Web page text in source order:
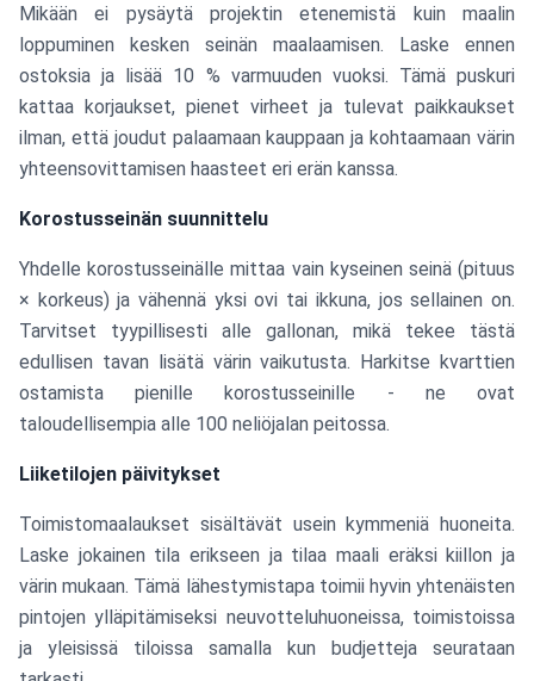
Mikään ei pysäytä projektin etenemistä kuin maalin
loppuminen kesken seinän maalaamisen. Laske ennen
ostoksia ja lisää 10 % varmuuden vuoksi. Tämä puskuri
kattaa korjaukset, pienet virheet ja tulevat paikkaukset
ilman, että joudut palaamaan kauppaan ja kohtaamaan värin
yhteensovittamisen haasteet eri erän kanssa.
Korostusseinän suunnittelu
Yhdelle korostusseinälle mittaa vain kyseinen seinä (pituus
× korkeus) ja vähennä yksi ovi tai ikkuna, jos sellainen on.
Tarvitset tyypillisesti alle gallonan, mikä tekee tästä
edullisen tavan lisätä värin vaikutusta. Harkitse kvarttien
ostamista pienille korostusseinille - ne ovat
taloudellisempia alle 100 neliöjalan peitossa.
Liiketilojen päivitykset
Toimistomaalaukset sisältävät usein kymmeniä huoneita.
Laske jokainen tila erikseen ja tilaa maali eräksi kiillon ja
värin mukaan. Tämä lähestymistapa toimii hyvin yhtenäisten
pintojen ylläpitämiseksi neuvotteluhuoneissa, toimistoissa
ja yleisissä tiloissa samalla kun budjetteja seurataan